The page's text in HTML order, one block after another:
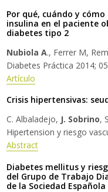
Por qué, cuándo y
insulina en el paciente
diabetes tipo 2
Nubiola A., Ferrer M,
Diabetes Práctica 2014;
Artículo
Crisis hipertensivas:
C. Albaladejo, J. Sobrino,
Hipertension y riesgo
Abstract
Diabetes mellitus y
del Grupo de Trabajo
de la Sociedad Española